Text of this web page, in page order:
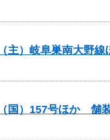
）岐阜巣南大野
）157号ほか 舗